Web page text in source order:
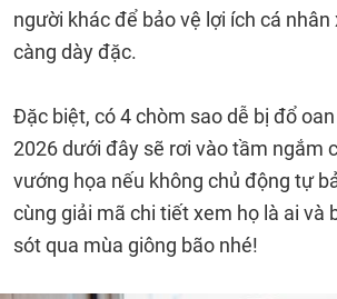
người khác để bảo vệ lợi ích cá
càng dày đặc.
Đặc biệt, có 4 chòm sao dễ bị đổ
2026 dưới đây sẽ rơi vào tầm ngắm
vướng họa nếu không chủ động tự
cùng giải mã chi tiết xem họ là ai và
sót qua mùa giông bão nhé!